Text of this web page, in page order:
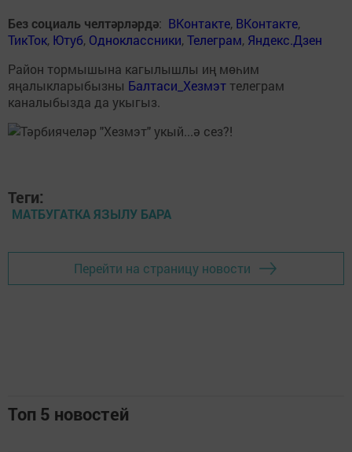
Без социаль челтәрләрдә: ВКонтакте, ВКонтакте,
ТикТок, Ютуб, Одноклассники,Телеграм, Яндекс.Дзен
Район тормышына кагылышлы иң мөһим
яңалыкларыбызны Балтаси_Хезмэт телеграм
каналыбызда да укыгыз.
Теги:
МАТБУГАТКА ЯЗЫЛУ БАРА
Перейти на страницу новости
Топ 5 новостей